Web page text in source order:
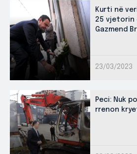
Kurti në
25 vjetorin
Gazmend
23/03/2023
Peci: Nuk
rrenon